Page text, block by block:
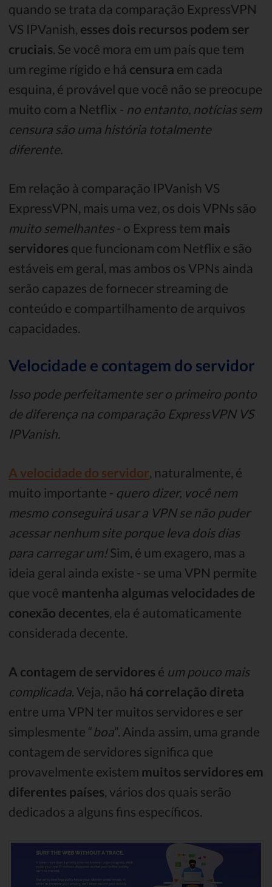
quando se trata da comparação ExpressVPN
VS IPVanish, esses dois recursos podem ser
cruciais . Se você mora em um país que tem
um regime rígido e há censura em cada
esquina, é provável que você não se preocupe
muito com a Netflix - no entanto, notícias sem
censura são uma história totalmente
diferente.
Em relação à comparação IPVanish VS
ExpressVPN, mais uma vez, os dois VPNs são
muito semelhantes- o Express tem mais
servidores que funcionam com Netflix e são
estáveis ​​em geral, mas ambos os VPNs ainda
serão capazes de fornecer streaming de
conteúdo e compartilhamento de arquivos
capacidades.
Velocidade e contagem do servidor
Isso pode perfeitamente ser o primeiro ponto
de diferença na comparação ExpressVPN VS
IPVanish.
A velocidade do servidor, naturalmente, é
muito importante - quero dizer, você nem
mesmo conseguirá usar a VPN se não puder
acessar nenhum site porque leva dois dias
para carregar um!Sim, é um exagero, mas a
ideia geral ainda existe - se uma VPN permite
que você mantenha algumas velocidades de
conexão decentes, ela é automaticamente
considerada decente.
A contagem de servidores é um pouco mais
complicada. Veja, não há correlação direta
entre uma VPN ter muitos servidores e ser
simplesmente “boa”. Ainda assim, uma grande
contagem de servidores significa que
provavelmente existem muitos servidores em
diferentes países, vários dos quais serão
dedicados a alguns fins específicos.